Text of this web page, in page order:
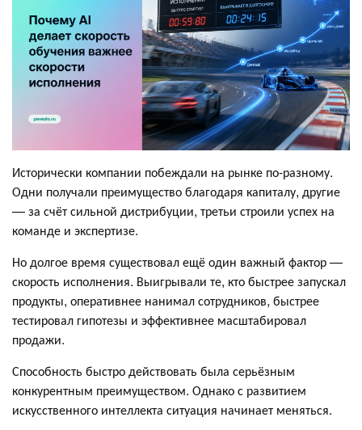
Исторически компании побеждали на рынке по-разному.
Одни получали преимущество благодаря капиталу, другие
— за счёт сильной дистрибуции, третьи строили успех на
команде и экспертизе.
Но долгое время существовал ещё один важный фактор —
скорость исполнения. Выигрывали те, кто быстрее запускал
продукты, оперативнее нанимал сотрудников, быстрее
тестировал гипотезы и эффективнее масштабировал
продажи.
Способность быстро действовать была серьёзным
конкурентным преимуществом. Однако с развитием
искусственного интеллекта ситуация начинает меняться.